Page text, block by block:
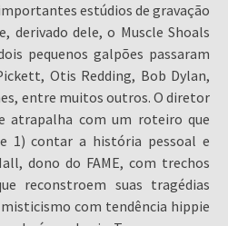
estúdios de gravação
derivado dele, o Muscle Shoals
pequenos galpões passaram
Otis Redding, Bob Dylan,
entre muitos outros. O diretor
atrapalha com um roteiro que
1) contar a história pessoal e
dono do FAME, com trechos
reconstroem suas tragédias
com tendência hippie